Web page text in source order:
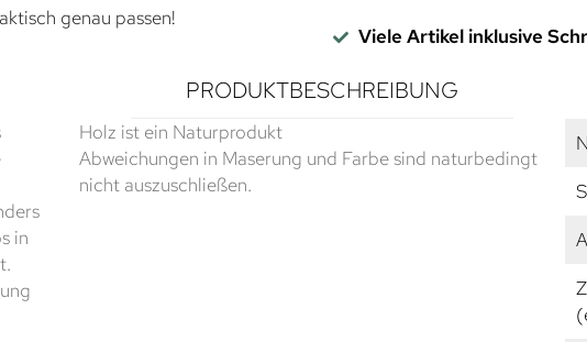
genau passen!
Viele Artikel inklusive
PRODUKTBESCHREIBUNG
in
Holz ist ein Naturprodukt
Abweichungen in Maserung und Farbe sind naturbedingt
nicht auszuschließen.